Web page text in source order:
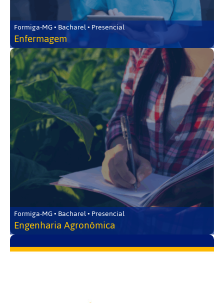
Formiga-MG • Bacharel • Presencial
Enfermagem
Formiga-MG • Bacharel • Presencial
Engenharia Agronômica